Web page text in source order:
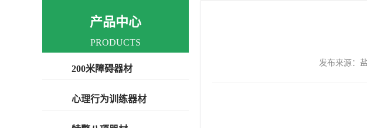
发布来源：
产品中心
PRODUCTS
200米障碍器材
心理行为训练器材